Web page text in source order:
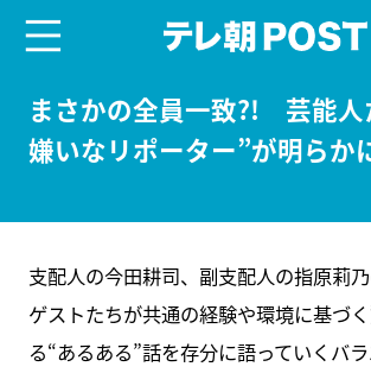
まさかの全員一致?! 芸能人
嫌いなリポーター”が明らか
支配人の今田耕司、副支配人の指原莉乃
ゲストたちが共通の経験や環境に基づ
る“あるある”話を存分に語っていくバ